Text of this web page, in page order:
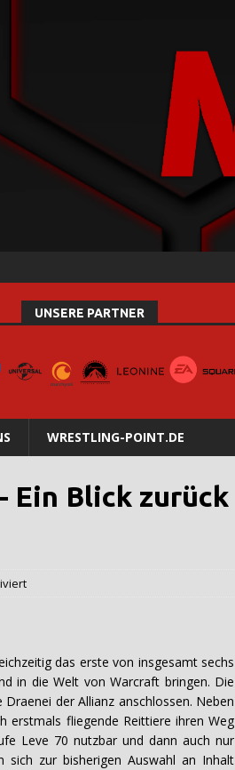
UNSERE PARTNER
WRESTLING-POINT.DE
Ein Blick zurück
das erste von insgesamt sechs
in die Welt von Warcraft bringen. Die
der Allianz anschlossen. Neben
erstmals fliegende Reittiere ihren Weg
Leve 70 nutzbar und dann auch nur
sich zur bisherigen Auswahl an Inhalt